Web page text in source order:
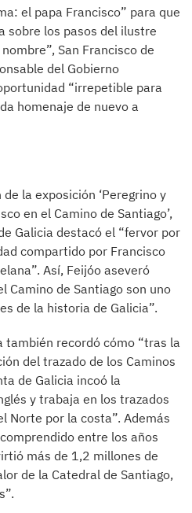
el papa Francisco” para que
sobre los pasos del ilustre
San Francisco de
del Gobierno
“irrepetible para
homenaje de nuevo a
la exposición ‘Peregrino y
en el Camino de Santiago’,
Galicia destacó el “fervor por
compartido por Francisco
Así, Feijóo aseveró
Camino de Santiago son uno
de la historia de Galicia”.
también recordó cómo “tras la
del trazado de los Caminos
de Galicia incoó la
y trabaja en los trazados
Norte por la costa”. Además
entre los años
más de 1,2 millones de
de la Catedral de Santiago,